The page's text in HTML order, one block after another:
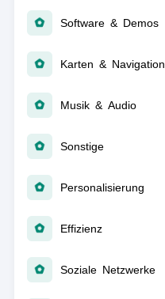
Software & Demos
Karten & Navigation
Musik & Audio
Sonstige
Personalisierung
Effizienz
Soziale Netzwerke